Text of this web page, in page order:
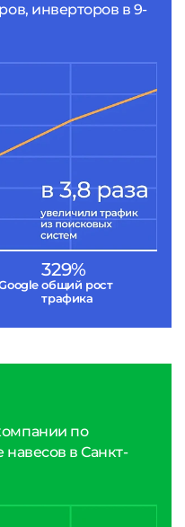
инверторов в 9-
329%
общий рост
трафика
по
навесов в Санкт-